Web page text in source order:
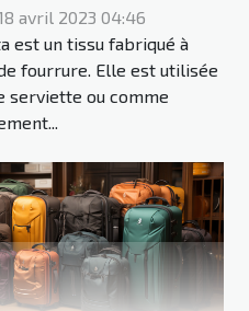
avril 2023 04:46
est un tissu fabriqué à
fourrure. Elle est utilisée
serviette ou comme